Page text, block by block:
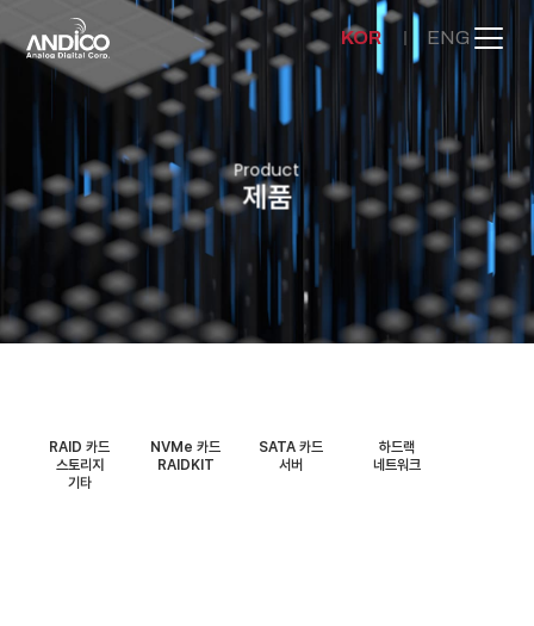
KOR ENG
회사소개
제품
뉴스룸
Product
제품
RAID 카드 NVMe 카드 SATA 카드
하드랙
스토리지
RAIDKIT 서버
네트워크
기타